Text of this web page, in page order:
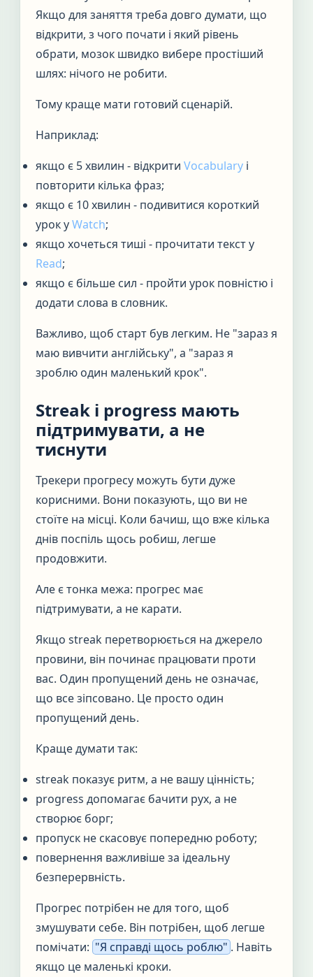
Якщо для заняття треба довго думати, що
відкрити, з чого почати і який рівень
обрати, мозок швидко вибере простіший
шлях: нічого не робити.
Тому краще мати готовий сценарій.
Наприклад:
якщо є 5 хвилин - відкрити Vocabulary і
повторити кілька фраз;
якщо є 10 хвилин - подивитися короткий
урок уWatch;
якщо хочеться тиші - прочитати текст у
Read;
якщо є більше сил - пройти урок повністю і
додати слова в словник.
Важливо, щоб старт був легким. Не "зараз я
маю вивчити англійську", а "зараз я
зроблю один маленький крок".
Streak і progress мають
підтримувати, а не
тиснути
Трекери прогресу можуть бути дуже
корисними. Вони показують, що ви не
стоїте на місці. Коли бачиш, що вже кілька
днів поспіль щось робиш, легше
продовжити.
Але є тонка межа: прогрес має
підтримувати, а не карати.
Якщо streak перетворюється на джерело
провини, він починає працювати проти
вас. Один пропущений день не означає,
що все зіпсовано. Це просто один
пропущений день.
Краще думати так:
streak показує ритм, а не вашу цінність;
progress допомагає бачити рух, а не
створює борг;
пропуск не скасовує попередню роботу;
повернення важливіше за ідеальну
безперервність.
Прогрес потрібен не для того, щоб
змушувати себе. Він потрібен, щоб легше
помічати: "Я справді щось роблю" . Навіть
якщо це маленькі кроки.